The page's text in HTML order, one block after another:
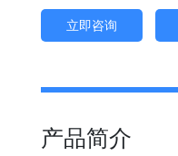
立即咨询
产品简介